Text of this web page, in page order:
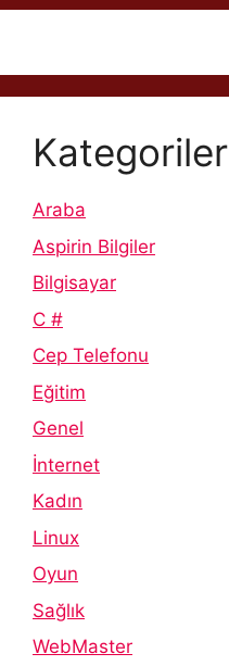
Kategoriler
Araba
Aspirin Bilgiler
Bilgisayar
C #
Cep Telefonu
Eğitim
Genel
İnternet
Kadın
Linux
Oyun
Sağlık
WebMaster